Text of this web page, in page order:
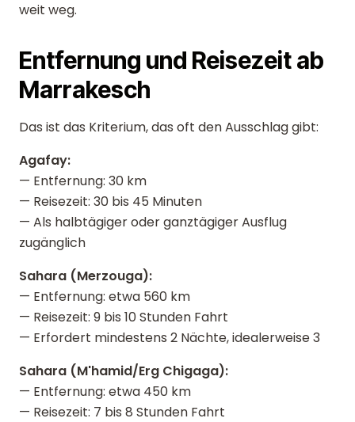
weit weg.
Entfernung und Reisezeit ab
Marrakesch
Das ist das Kriterium, das oft den Ausschlag gibt:
Agafay:
— Entfernung: 30 km
— Reisezeit: 30 bis 45 Minuten
— Als halbtägiger oder ganztägiger Ausflug
zugänglich
Sahara (Merzouga):
— Entfernung: etwa 560 km
— Reisezeit: 9 bis 10 Stunden Fahrt
— Erfordert mindestens 2 Nächte, idealerweise 3
Sahara (M'hamid/Erg Chigaga):
— Entfernung: etwa 450 km
— Reisezeit: 7 bis 8 Stunden Fahrt